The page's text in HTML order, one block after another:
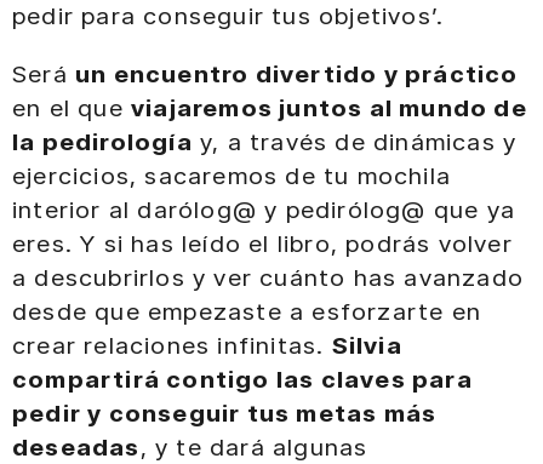
pedir para conseguir tus objetivos’.
Será un encuentro divertido y práctico
en el que viajaremos juntos al mundo de
la pedirología y, a través de dinámicas y
ejercicios, sacaremos de tu mochila
interior al darólog@ y pedirólog@ que ya
eres. Y si has leído el libro, podrás volver
a descubrirlos y ver cuánto has avanzado
desde que empezaste a esforzarte en
crear relaciones infinitas. Silvia
compartirá contigo las claves para
pedir y conseguir tus metas más
deseadas, y te dará algunas